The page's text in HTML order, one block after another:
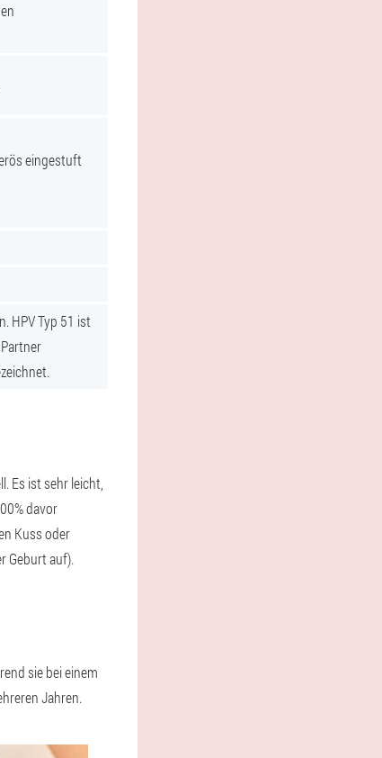
eingestuft
HPV Typ 51 ist
Es ist sehr leicht,
davor
Kuss oder
Geburt auf).
sie bei einem
Jahren.